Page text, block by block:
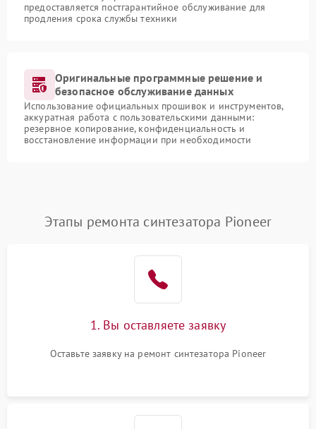
предоставляется постгарантийное обслуживание для
продления срока службы техники
Оригинальные программные решение и
безопасное обслуживание данных
Использование официальных прошивок и инструментов,
аккуратная работа с пользовательскими данными:
резервное копирование, конфиденциальность и
восстановление информации при необходимости
Этапы ремонта синтезатора Pioneer
1. Вы оставляете заявку
Оставьте заявку на ремонт синтезатора Pioneer